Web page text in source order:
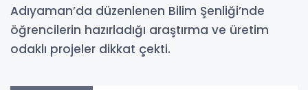
Adıyaman’da düzenlenen Bilim Şenliği’nde
öğrencilerin hazırladığı araştırma ve üretim
odaklı projeler dikkat çekti.